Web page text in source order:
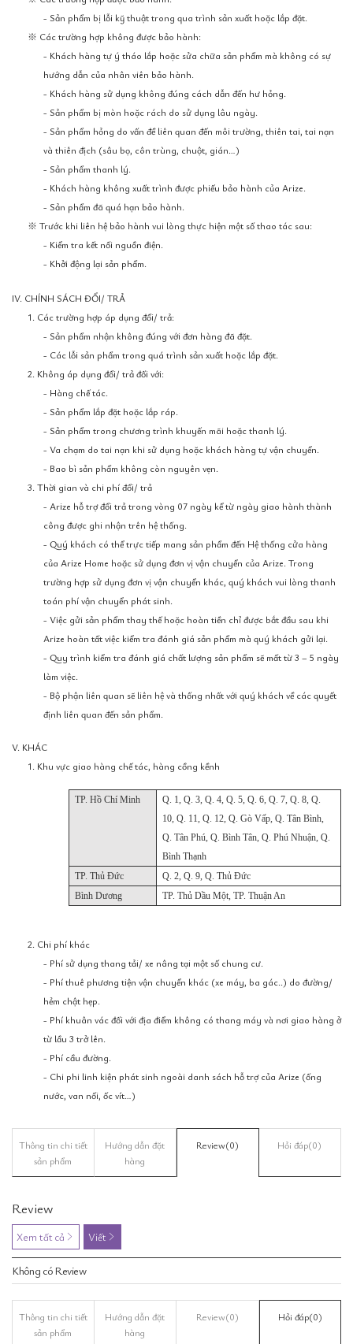
- Sản phẩm bị lỗi kỹ thuật trong qua trình sản xuất hoặc lắp đặt.
※ Các trường hợp không được bảo hành:
- Khách hàng tự ý tháo lắp hoặc sửa chữa sản phẩm mà không có sự
hướng dẫn của nhân viên bảo hành.
- Khách hàng sử dụng không đúng cách dẫn đến hư hỏng.
- Sản phẩm bị mòn hoặc rách do sử dụng lâu ngày.
- Sản phẩm hỏng do vấn đề liên quan đến môi trường, thiên tai, tai nạn
và thiên địch (sâu bọ, côn trùng, chuột, gián…)
- Sản phẩm thanh lý.
- Khách hàng không xuất trình được phiếu bảo hành của Arize.
- Sản phẩm đã quá hạn bảo hành.
※ Trước khi liên hệ bảo hành vui lòng thực hiện một số thao tác sau:
- Kiểm tra kết nối nguồn điện.
- Khởi động lại sản phẩm.
IV. CHÍNH SÁCH ĐỔI/ TRẢ
1. Các trường hợp áp dụng đổi/ trả:
- Sản phẩm nhận không đúng với đơn hàng đã đặt.
- Các lỗi sản phẩm trong quá trình sản xuất hoặc lắp đặt.
2. Không áp dụng đổi/ trả đối với:
- Hàng chế tác.
- Sản phẩm lắp đặt hoặc lắp ráp.
- Sản phẩm trong chương trình khuyến mãi hoặc thanh lý.
- Va chạm do tai nạn khi sử dụng hoặc khách hàng tự vận chuyển.
- Bao bì sản phẩm không còn nguyên vẹn.
3. Thời gian và chi phí đổi/ trả
- Arize hỗ trợ đổi trả trong vòng 07 ngày kể từ ngày giao hành thành
công được ghi nhận trên hệ thống.
- Quý khách có thể trực tiếp mang sản phẩm đến Hệ thống cửa hàng
của Arize Home hoặc sử dụng đơn vị vận chuyển của Arize. Trong
trường hợp sử dụng đơn vị vận chuyển khác, quý khách vui lòng thanh
toán phí vận chuyển phát sinh.
- Việc gửi sản phẩm thay thế hoặc hoàn tiền chỉ được bắt đầu sau khi
Arize hoàn tất việc kiểm tra đánh giá sản phẩm mà quý khách gửi lại.
- Quy trình kiểm tra đánh giá chất lượng sản phẩm sẽ mất từ 3 – 5 ngày
làm việc.
- Bộ phận liên quan sẽ liên hệ và thống nhất với quý khách về các quyết
định liên quan đến sản phẩm.
V. KHÁC
1. Khu vực giao hàng chế tác, hàng cồng kềnh
TP. Hồ Chí Minh
Q. 1, Q. 3, Q. 4, Q. 5, Q. 6, Q. 7, Q. 8, Q.
10, Q. 11, Q. 12, Q. Gò Vấp, Q. Tân Bình,
Q. Tân Phú, Q. Bình Tân, Q. Phú Nhuận, Q.
Bình Thạnh
TP. Thủ Đức
Q. 2, Q. 9, Q. Thủ Đức
Bình Dương
TP. Thủ Dầu Một, TP. Thuận An
2. Chi phí khác
- Phí sử dụng thang tải/ xe nâng tại một số chung cư.
- Phí thuê phương tiện vận chuyển khác (xe máy, ba gác..) do đường/
hẻm chật hẹp.
- Phí khuân vác đối với địa điểm không có thang máy và nơi giao hàng ở
từ lầu 3 trở lên.
- Phí cầu đường.
- Chi phi linh kiện phát sinh ngoài danh sách hỗ trợ của Arize (ống
nước, van nối, ốc vít…)
Thông tin chi tiết
sản phẩm
Hướng dẫn đặt
hàng
Review(0) Hỏi đáp(0)
Review
Xem tất cả Viết
Không có Review
Thông tin chi tiết
sản phẩm
Hướng dẫn đặt
hàng
Review(0) Hỏi đáp(0)